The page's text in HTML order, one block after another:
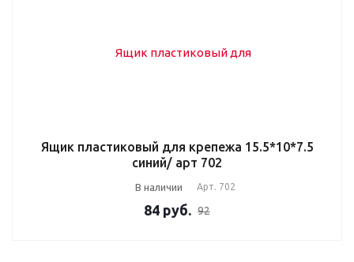
Ящик пластиковый для крепежа 15.5*10*7.5
синий/ арт 702
В наличии Арт. 702
84 руб. 92